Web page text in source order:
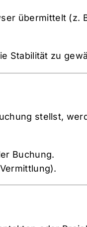
übermittelt (z.
Stabilität zu
stellst,
Buchung.